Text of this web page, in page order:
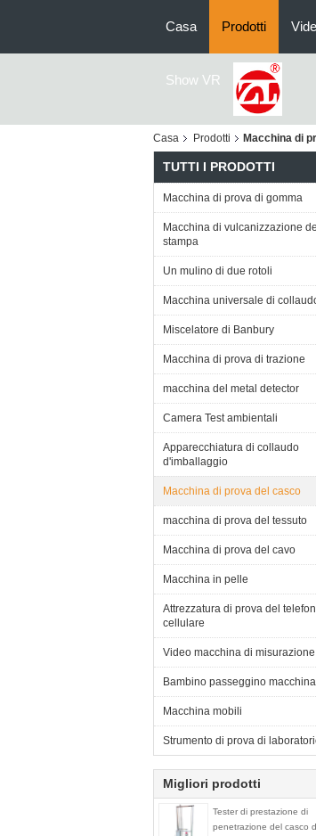
Casa Prodotti
Show VR
Casa Prodotti Macchina di
TUTTI I PRODOTTI
Macchina di prova di gomma
Macchina di vulcanizzazione
stampa
Un mulino di due rotoli
Macchina universale di
Miscelatore di Banbury
Macchina di prova di trazione
macchina del metal detector
Camera Test ambientali
Apparecchiatura di collaudo
d'imballaggio
Macchina di prova del casco
macchina di prova del tessuto
Macchina di prova del cavo
Macchina in pelle
Attrezzatura di prova del
cellulare
Video macchina di misurazione
Bambino passeggino macchina
Macchina mobili
Strumento di prova di
Migliori prodotti
Tester di prestazione di
penetrazione del casco